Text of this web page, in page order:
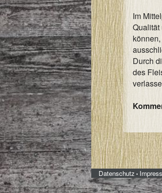
Im
Durch
des
Datenschutz •